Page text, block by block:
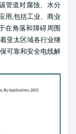
管道对腐蚀、水分
用,包括工业、商业
在角落和障碍周围
亚太区域各行业继
可靠和安全电线解